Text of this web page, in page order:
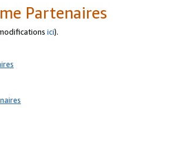
Partenaires
ici).